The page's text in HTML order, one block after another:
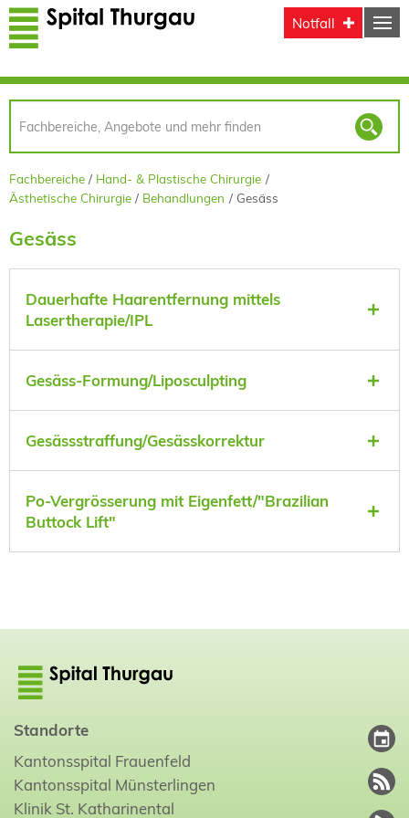
Direkt zum Inhalt
Notfall
Fachbereiche
Hand- & Plastische Chirurgie
Ästhetische Chirurgie
Behandlungen Gesäss
Gesäss
Dauerhafte Haarentfernung mittels
Lasertherapie/IPL
Gesäss-Formung/Liposculpting
Gesässstraffung/Gesässkorrektur
Po-Vergrösserung mit Eigenfett/"Brazilian
Buttock Lift"
Standorte
Kantonsspital Frauenfeld
Kantonsspital Münsterlingen
Klinik St. Katharinental